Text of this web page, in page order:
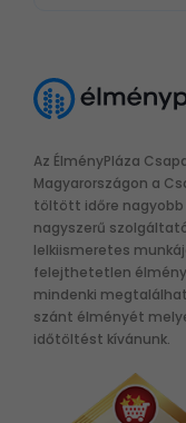
Az ÉlményPláza
Magyarországon a
töltött időre nagyobb
nagyszerű
lelkiismeretes
felejthetetlen
mindenki
szánt élményét
időtöltést kívánunk.